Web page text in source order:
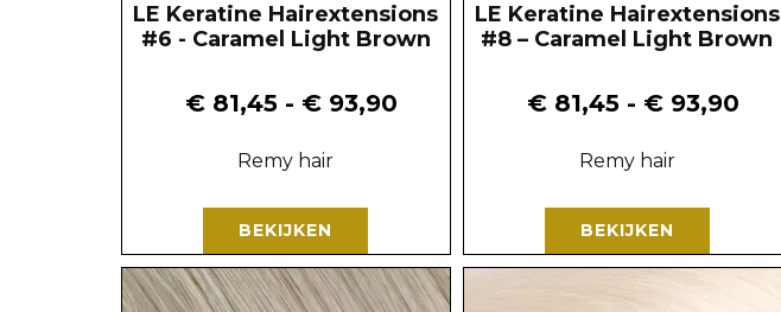
LE Keratine Hairextensions
#6 - Caramel Light Brown
€ 81,45 - € 93,90
Remy hair
BEKIJKEN
LE Keratine Hairextensions
#8 – Caramel Light Brown
€81,45- €93,90
Remy hair
BEKIJKEN